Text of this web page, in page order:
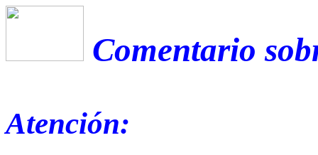
Comentario
Atención: